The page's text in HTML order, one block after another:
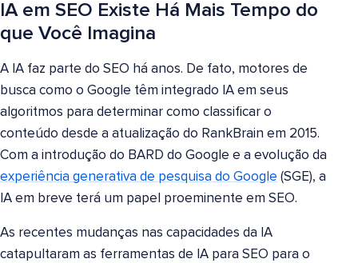
IA em SEO Existe Há Mais Tempo do
que Você Imagina
A IA faz parte do SEO há anos. De fato, motores de
busca como o Google têm integrado IA em seus
algoritmos para determinar como classificar o
conteúdo desde a atualização do RankBrain em 2015.
Com a introdução do BARD do Google e a evolução da
experiência generativa de pesquisa do Google (SGE), a
IA em breve terá um papel proeminente em SEO.
As recentes mudanças nas capacidades da IA
catapultaram as ferramentas de IA para SEO para o